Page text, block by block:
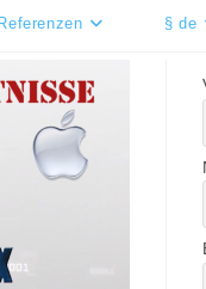
Referenzen § de